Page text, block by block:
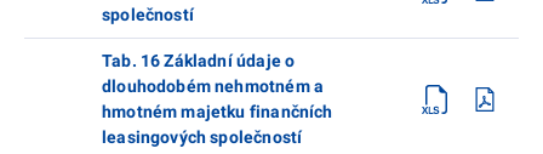
společností
Tab. 16 Základní údaje o
dlouhodobém nehmotném a
hmotném majetku finančních
leasingových společností